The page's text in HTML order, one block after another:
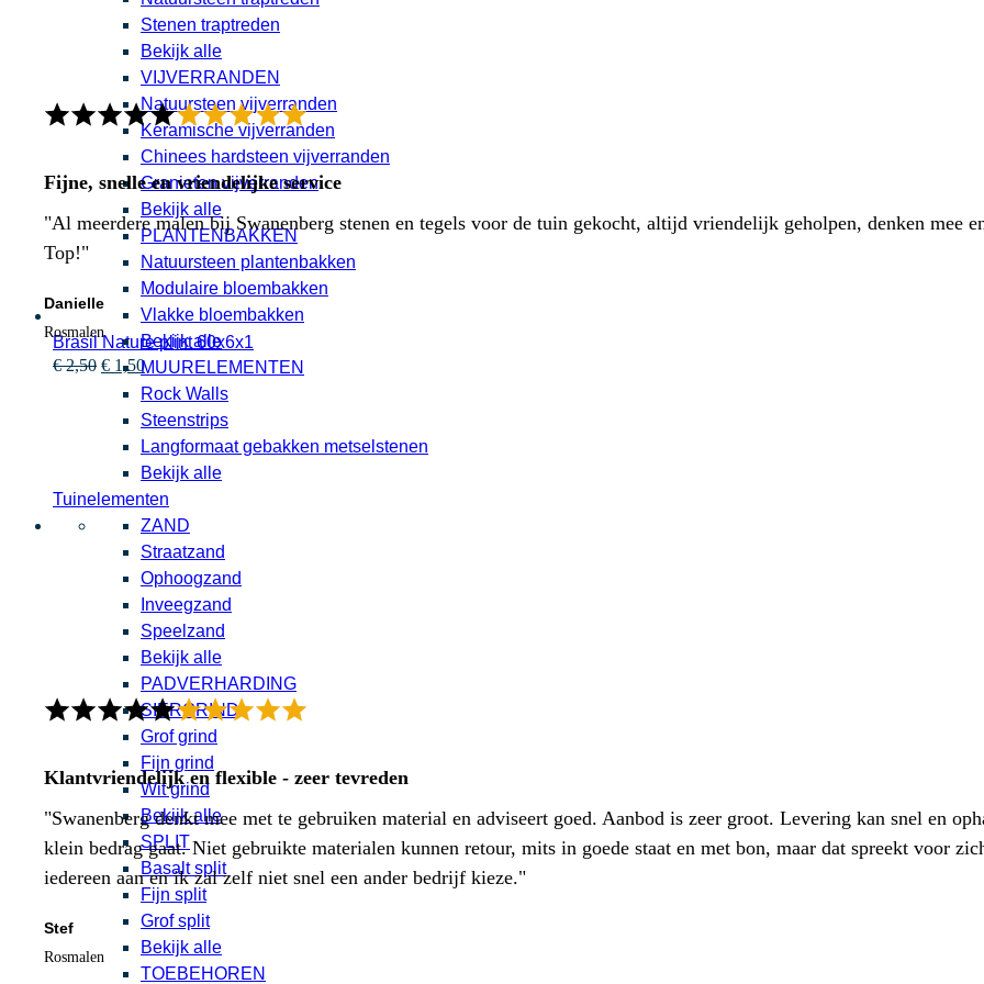
Brasil Nature plint 60x6x1
€2,50 Oorspronkelijke
was:
€ 2,50.
€ 1,50Huidige
prijs
is:
€ 1,50.
Stenen traptreden
Bekijk alle
VIJVERRANDEN
Natuursteen vijverranden
Keramische vijverranden
Chinees hardsteen vijverranden
Granieten vijverranden
Bekijk alle
PLANTENBAKKEN
Natuursteen plantenbakken
Modulaire bloembakken
Vlakke bloembakken
Bekijk alle
MUURELEMENTEN
Rock Walls
Steenstrips
Langformaat gebakken metselstenen
Bekijk alle
Tuinelementen
ZAND
Straatzand
Ophoogzand
Inveegzand
Speelzand
Bekijk alle
PADVERHARDING
SIERGRIND
Grof grind
Fijn grind
Wit grind
Bekijk alle
SPLIT
Basalt split
Fijn split
Grof split
Bekijk alle
TOEBEHOREN
Fijne, snelle en vriendelijke service
"Al meerdere malen bij Swanenberg stenen en tegels voor de tuin gekocht, altijd vriendelijk geholpen, denken mee
Top!"
Danielle
Rosmalen
Klantvriendelijk en flexible - zeer tevreden
"Swanenberg denkt mee met te gebruiken material en adviseert goed. Aanbod is zeer groot. Levering kan snel en
klein bedrag gaat. Niet gebruikte materialen kunnen retour, mits in goede staat en met bon, maar dat spreekt voor
iedereen aan en ik zal zelf niet snel een ander bedrijf kieze."
Stef
Rosmalen